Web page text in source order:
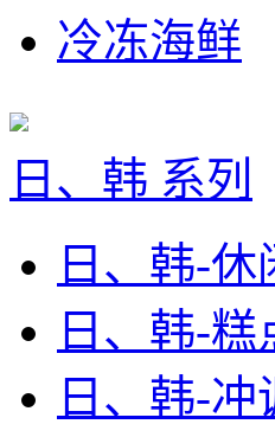
冷冻海鲜
日、韩 系列
日、韩-休
日、韩-糕
日、韩-